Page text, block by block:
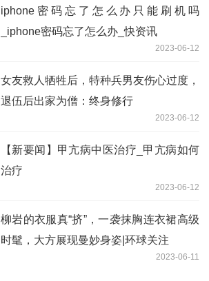
iphone密码忘了怎么办只能刷机吗
_iphone密码忘了怎么办_快资讯
2023-06-12
女友救人牺牲后，特种兵男友伤心过度，
退伍后出家为僧：终身修行
2023-06-12
【新要闻】甲亢病中医治疗_甲亢病如何
治疗
2023-06-12
柳岩的衣服真“挤”，一袭抹胸连衣裙高级
时髦，大方展现曼妙身姿|环球关注
2023-06-11